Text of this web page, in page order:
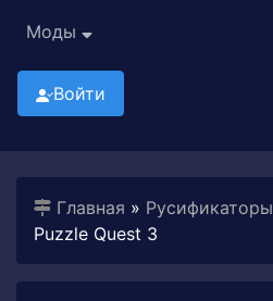
Моды
Войти
Главная » Русификаторы
Puzzle Quest 3